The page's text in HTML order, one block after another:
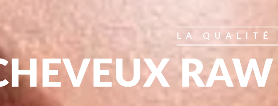
LA QUALITÉ